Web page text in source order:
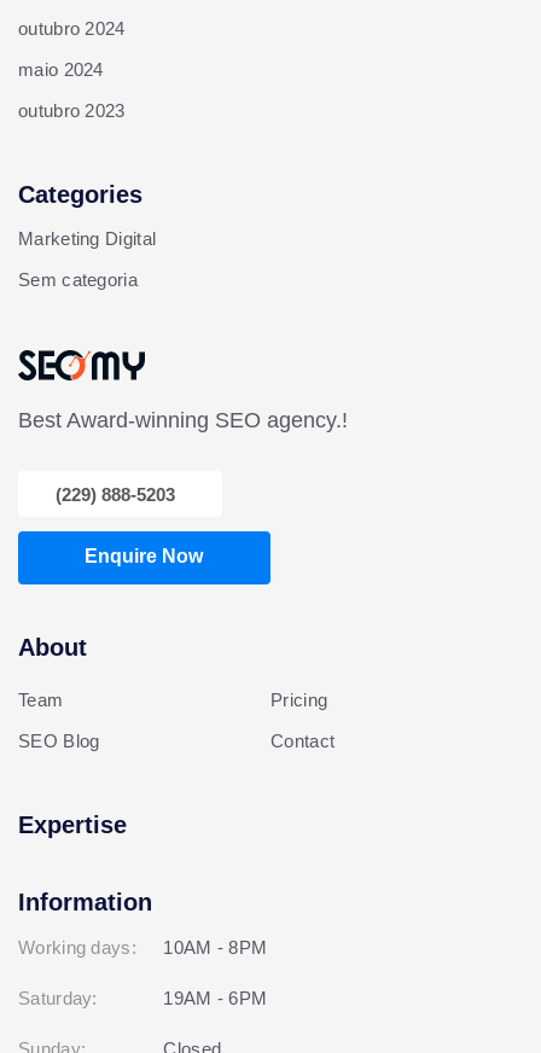
outubro 2024
maio 2024
outubro 2023
Categories
Marketing Digital
Sem categoria
Best Award-winning SEO agency.!
(229) 888-5203
Enquire Now
About
Team
Pricing
SEO Blog
Contact
Expertise
Information
Working days: 10AM - 8PM
Saturday: 19AM - 6PM
Sunday: Closed